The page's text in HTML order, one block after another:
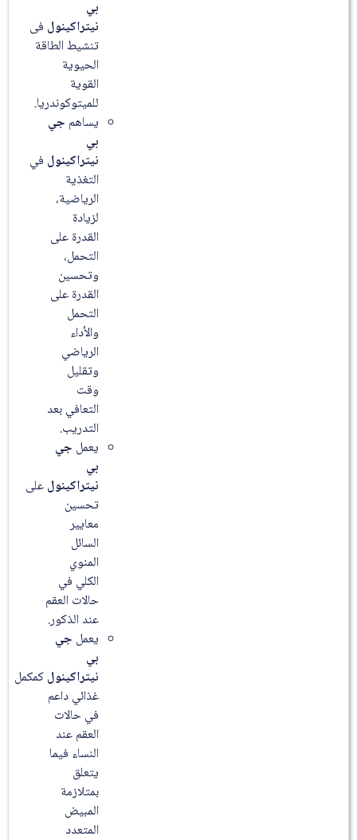
بي
نيتراكينول فى
تنشيط الطاقة
الحيوية
القوية
للميتوكوندريا.
يساهم جي
بي
نيتراكينول في
التغذية
الرياضية،
لزيادة
القدرة على
التحمل،
وتحسين
القدرة على
التحمل
والأداء
الرياضي
وتقليل
وقت
التعافي بعد
التدريب.
يعمل جي
بي
نيتراكينولعلى
تحسين
معايير
السائل
المنوي
الكلي في
حالات العقم
عند الذكور.
يعمل جي
بي
نيتراكينولكمكمل
غذائي داعم
في حالات
العقم عند
النساء فيما
يتعلق
بمتلازمة
المبيض
المتعدد